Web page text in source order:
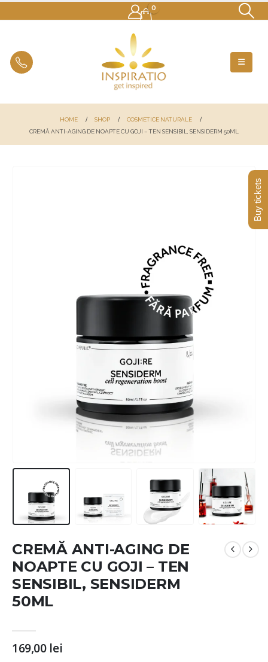
0
HOME SHOP
COSMETICE NATURALE
CREMĂ ANTI-AGING DE NOAPTE CU GOJI – TEN SENSIBIL, SENSIDERM 50ML
CREMĂ ANTI-AGING DE
NOAPTE CU GOJI – TEN
SENSIBIL, SENSIDERM
50ML
169,00 lei
Buy tickets